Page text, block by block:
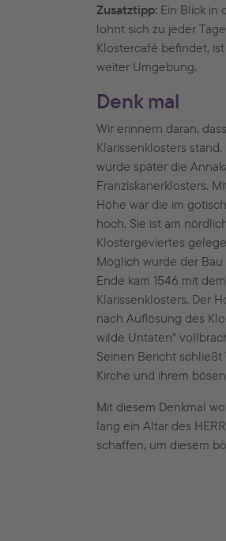
Zusatztipp: Ein Blick in
lohnt sich zu jeder
Klostercafé befindet,
weiter Umgebung.
Denk mal
Wir erinnern daran,
Klarissenklosters
wurde später die
Franziskanerklosters.
Höhe war die im
hoch. Sie ist am
Klostergeviertes
Möglich wurde der
Ende kam 1546 mit
Klarissenklosters. Der
nach Auflösung des
wilde Untaten"
Seinen Bericht
Kirche und ihrem
Mit diesem Denkmal
lang ein Altar des
schaffen, um diesem